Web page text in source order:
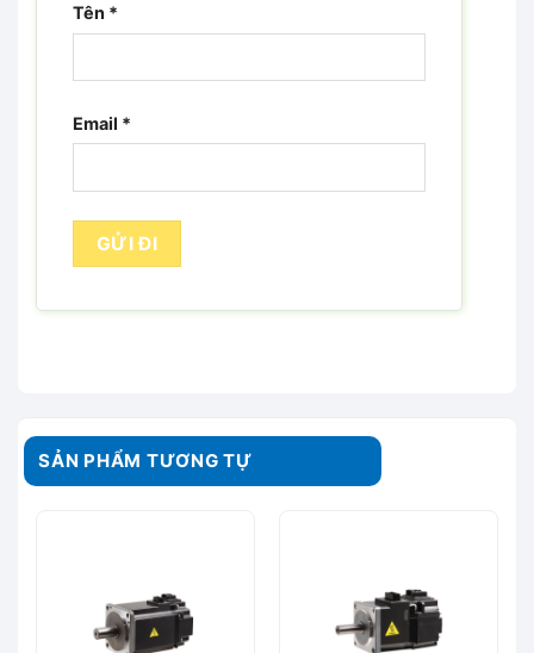
Tên *
Email *
SẢN PHẨM TƯƠNG TỰ